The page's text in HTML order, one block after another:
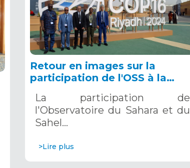
Retour en images sur la
participation de l'OSS à la
2024 à Riyad, en Arabie
Saoudite
La participation de
l'Observatoire du Sahara et du
Sahel…
>Lire plus